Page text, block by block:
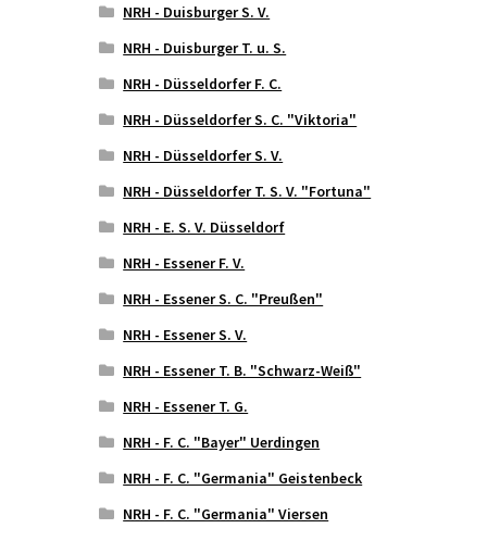
NRH - Duisburger S. V.
NRH - Duisburger T. u. S.
NRH - Düsseldorfer F. C.
NRH - Düsseldorfer S. C. "Viktoria"
NRH - Düsseldorfer S. V.
NRH - Düsseldorfer T. S. V. "Fortuna"
NRH - E. S. V. Düsseldorf
NRH - Essener F. V.
NRH - Essener S. C. "Preußen"
NRH - Essener S. V.
NRH - Essener T. B. "Schwarz-Weiß"
NRH - Essener T. G.
NRH - F. C. "Bayer" Uerdingen
NRH - F. C. "Germania" Geistenbeck
NRH - F. C. "Germania" Viersen